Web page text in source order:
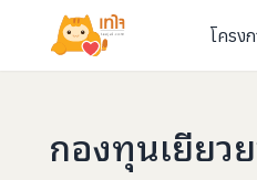
โครง
กองทุนเยียว